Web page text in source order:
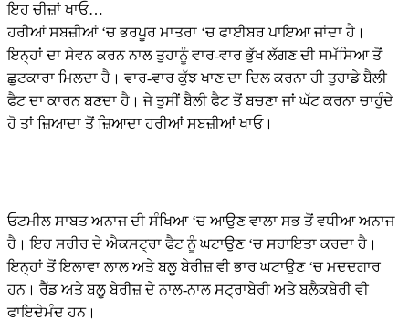
ਇਹ ਚੀਜ਼ਾਂ ਖਾਓ…
ਹਰੀਆਂ ਸਬਜ਼ੀਆਂ ‘ਚ ਭਰਪੂਰ ਮਾਤਰਾ ‘ਚ ਫਾਈਬਰ ਪਾਇਆ ਜਾਂਦਾ ਹੈ।
ਇਨ੍ਹਾਂ ਦਾ ਸੇਵਨ ਕਰਨ ਨਾਲ ਤੁਹਾਨੂੰ ਵਾਰ-ਵਾਰ ਭੁੱਖ ਲੱਗਣ ਦੀ ਸਮੱਸਿਆ ਤੋਂ
ਛੁਟਕਾਰਾ ਮਿਲਦਾ ਹੈ। ਵਾਰ-ਵਾਰ ਕੁੱਝ ਖਾਣ ਦਾ ਦਿਲ ਕਰਨਾ ਹੀ ਤੁਹਾਡੇ ਬੈਲੀ
ਫੈਟ ਦਾ ਕਾਰਨ ਬਣਦਾ ਹੈ। ਜੇ ਤੁਸੀਂ ਬੈਲੀ ਫੈਟ ਤੋਂ ਬਚਣਾ ਜਾਂ ਘੱਟ ਕਰਨਾ ਚਾਹੁੰਦੇ
ਹੋ ਤਾਂ ਜ਼ਿਆਦਾ ਤੋਂ ਜ਼ਿਆਦਾ ਹਰੀਆਂ ਸਬਜ਼ੀਆਂ ਖਾਓ।
ਓਟਮੀਲ ਸਾਬਤ ਅਨਾਜ ਦੀ ਸੰਖਿਆ ‘ਚ ਆਉਣ ਵਾਲਾ ਸਭ ਤੋਂ ਵਧੀਆ ਅਨਾਜ
ਹੈ। ਇਹ ਸਰੀਰ ਦੇ ਐਕਸਟ੍ਰਾ ਫੈਟ ਨੂੰ ਘਟਾਉਣ ‘ਚ ਸਹਾਇਤਾ ਕਰਦਾ ਹੈ।
ਇਨ੍ਹਾਂ ਤੋਂ ਇਲਾਵਾ ਲਾਲ ਅਤੇ ਬਲੂ ਬੇਰੀਜ਼ ਵੀ ਭਾਰ ਘਟਾਉਣ ‘ਚ ਮਦਦਗਾਰ
ਹਨ। ਰੈੱਡ ਅਤੇ ਬਲੂ ਬੇਰੀਜ਼ ਦੇ ਨਾਲ-ਨਾਲ ਸਟ੍ਰਾਬੇਰੀ ਅਤੇ ਬਲੈਕਬੇਰੀ ਵੀ
ਫਾਇਦੇਮੰਦ ਹਨ।